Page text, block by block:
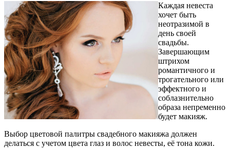
Каждая невеста
хочет быть
неотразимой в
день своей
свадьбы.
Завершающим
штрихом
романтичного и
трогательного или
эффектного и
соблазнительно
образа непременно
будет макияж.
Выбор цветовой палитры свадебного макияжа должен
делаться с учетом цвета глаз и волос невесты, её тона кожи.